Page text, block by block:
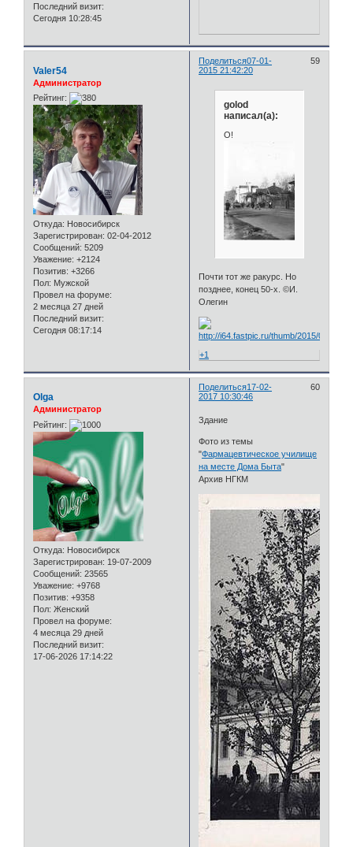
Последний визит:
Сегодня 10:28:45
Поделиться 59
07-01-
2015 21:42:20
Valer54
Администратор
Рейтинг:
Откуда: Новосибирск
Зарегистрирован: 02-04-2012
Сообщений: 5209
Уважение: +2124
Позитив: +3266
Пол: Мужской
Провел на форуме:
2 месяца 27 дней
Последний визит:
Сегодня 08:17:14
golod
написал(а):
О!
Почти тот же ракурс. Но
позднее, конец 50-х. ©И.
Олегин
+1
Поделиться 60
17-02-
2017 10:30:46
Olga
Администратор
Рейтинг:
Откуда: Новосибирск
Зарегистрирован: 19-07-2009
Сообщений: 23565
Уважение: +9768
Позитив: +9358
Пол: Женский
Провел на форуме:
4 месяца 29 дней
Последний визит:
17-06-2026 17:14:22
Здание
Фото из темы
"Фармацевтическое училище
на месте Дома Быта"
Архив НГКМ